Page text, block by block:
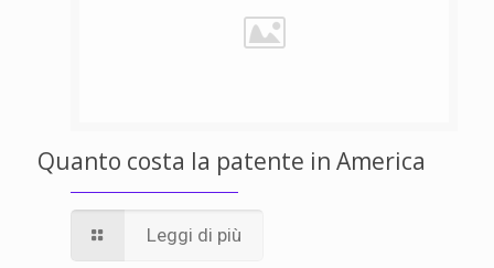
Quanto costa la patente in America
Leggi di più